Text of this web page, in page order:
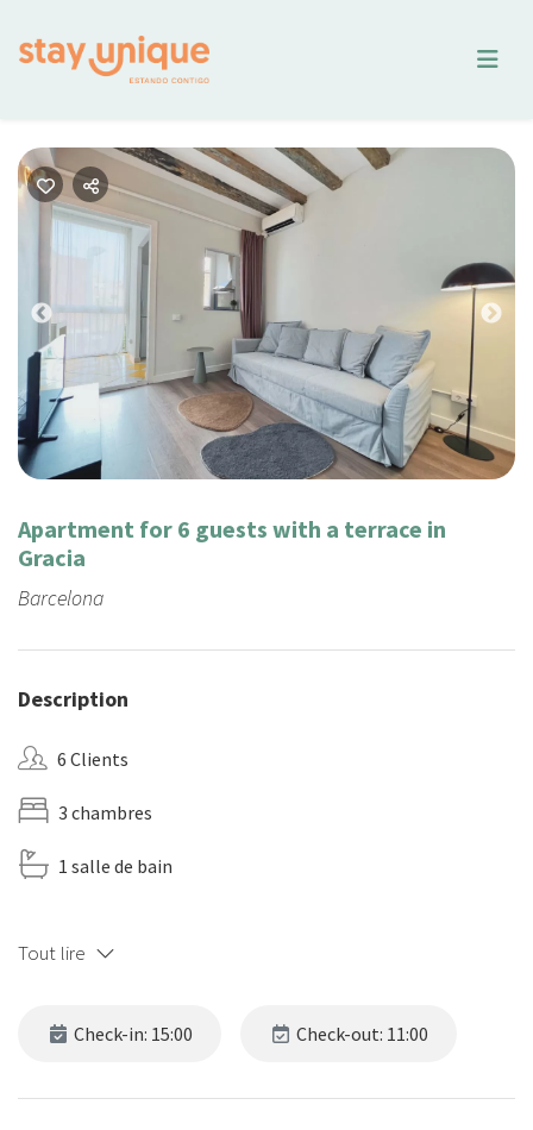
Previous
Apartment for 6 guests with a terrace in
Gracia
Barcelona
Description
6 Clients
3 chambres
1 salle de bain
Tout lire
Check-in: 15:00 Check-out: 11:00